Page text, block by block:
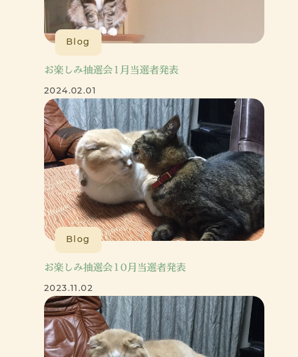
Blog
お楽しみ抽選会1月当選者発表
2024.02.01
Blog
お楽しみ抽選会10月当選者発表
2023.11.02